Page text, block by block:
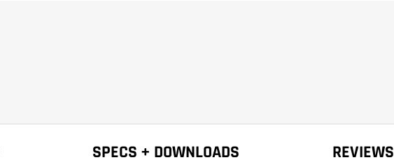
SPECS + DOWNLOADS REVIEWS